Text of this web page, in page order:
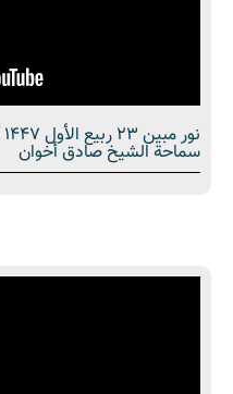
سماحة الشیخ صادق أخوان